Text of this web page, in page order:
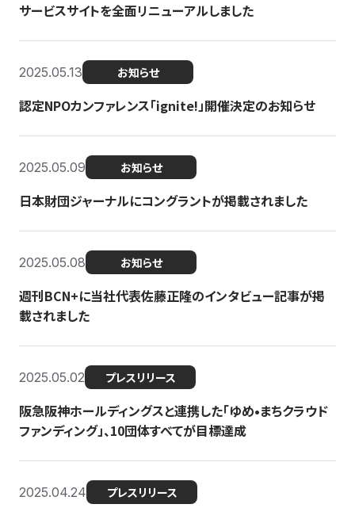
サービスサイトを全面リニューアルしました
2025.05.13 お知らせ
認定NPOカンファレンス「ignite!」開催決定のお知らせ
2025.05.09 お知らせ
日本財団ジャーナルにコングラントが掲載されました
2025.05.08 お知らせ
週刊BCN+に当社代表佐藤正隆のインタビュー記事が掲
載されました
2025.05.02 プレスリリース
阪急阪神ホールディングスと連携した「ゆめ•まちクラウド
ファンディング」、10団体すべてが目標達成
2025.04.24 プレスリリース